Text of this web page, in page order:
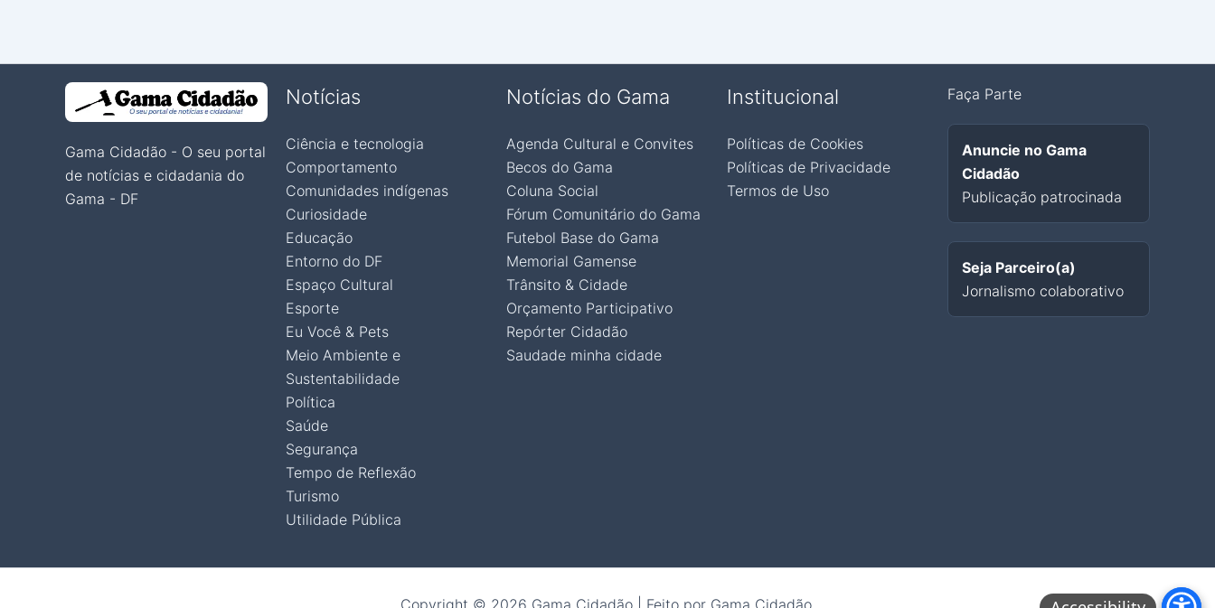
Gama Cidadão - O seu portal
de notícias e cidadania do
Gama - DF
Notícias
Ciência e tecnologia
Comportamento
Comunidades indígenas
Curiosidade
Educação
Entorno do DF
Espaço Cultural
Esporte
Eu Você & Pets
Meio Ambiente e
Sustentabilidade
Política
Saúde
Segurança
Tempo de Reflexão
Turismo
Utilidade Pública
Notícias do Gama
Agenda Cultural e Convites
Becos do Gama
Coluna Social
Fórum Comunitário do Gama
Futebol Base do Gama
Memorial Gamense
Trânsito & Cidade
Orçamento Participativo
Repórter Cidadão
Saudade minha cidade
Institucional
Políticas de Cookies
Políticas de Privacidade
Termos de Uso
Faça Parte
Anuncie no Gama
Cidadão
Publicação patrocinada
Seja Parceiro(a)
Jornalismo colaborativo
Copyright © 2026 Gama Cidadão | Feito por Gama Cidadão.